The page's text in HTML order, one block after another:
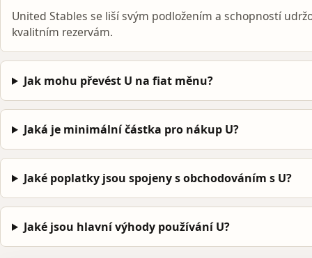
United Stables se liší svým podložením a schopností
kvalitním rezervám.
Jak mohu převést U na fiat měnu?
Jaká je minimální částka pro nákup U?
Jaké poplatky jsou spojeny s obchodováním s U?
Jaké jsou hlavní výhody používání U?